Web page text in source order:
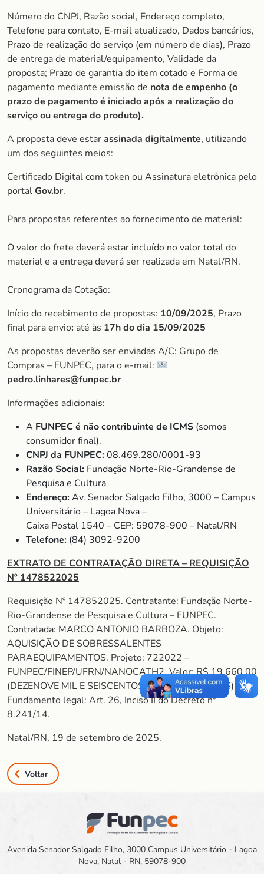
Número do CNPJ, Razão social, Endereço completo,
Telefone para contato, E-mail atualizado, Dados bancários,
Prazo de realização do serviço (em número de dias), Prazo
de entrega de material/equipamento, Validade da
proposta; Prazo de garantia do item cotado e Forma de
pagamento mediante emissão de nota de empenho (o
prazo de pagamento é iniciado após a realização do
serviço ou entrega do produto).
A proposta deve estarassinada digitalmente, utilizando
um dos seguintes meios:
Certificado Digital com token ou Assinatura eletrônica pelo
portalGov.br.
Para propostas referentes ao fornecimento de material:
O valor do frete deverá estar incluído no valor total do
material e a entrega deverá ser realizada em Natal/RN.
Cronograma da Cotação:
Início do recebimento de propostas: 10/09/2025, Prazo
final para envio: até às 17h do dia 15/09/2025
As propostas deverão ser enviadas A/C: Grupo de
Compras – FUNPEC, para o e-mail:
pedro.linhares@funpec.br
Informações adicionais:
A FUNPEC é não contribuinte de ICMS (somos
consumidor final).
CNPJ da FUNPEC:08.469.280/0001-93
Razão Social: Fundação Norte-Rio-Grandense de
Pesquisa e Cultura
Endereço:Av. Senador Salgado Filho, 3000 – Campus
Universitário – Lagoa Nova –
Caixa Postal 1540 – CEP: 59078-900 – Natal/RN
Telefone: (84) 3092-9200
EXTRATO DE CONTRATAÇÃO DIRETA – REQUISIÇÃO
Nº 1478522025
Requisição Nº 147852025. Contratante: Fundação Norte-
Rio-Grandense de Pesquisa e Cultura – FUNPEC.
Contratada: MARCO ANTONIO BARBOZA. Objeto:
AQUISIÇÃO DE SOBRESSALENTES
PARAEQUIPAMENTOS. Projeto: 722022 –
FUNPEC/FINEP/UFRN/NANOCATH2. Valor: R$ 19.660,00
(DEZENOVE MIL E SEISCENTOS E SESSENTA REAIS).
Fundamento legal: Art. 26, Inciso II do Decreto nº
8.241/14.
Natal/RN, 19 de setembro de 2025.
Voltar
Avenida Senador Salgado Filho, 3000 Campus Universitário - Lagoa
Nova, Natal - RN, 59078-900